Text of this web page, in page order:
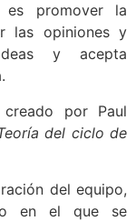
es promover la
las opiniones y
y acepta
por Paul
del ciclo de
del equipo,
en el que se